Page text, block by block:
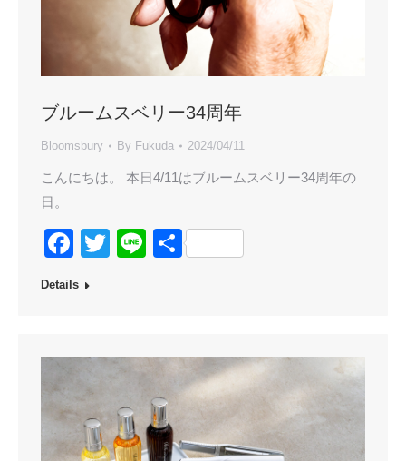
ブルームスベリー34周年
Bloomsbury By Fukuda 2024/04/11
こんにちは。 本日4/11はブルームスベリー34周年の
日。
Facebook
Twitter
Line共
Details